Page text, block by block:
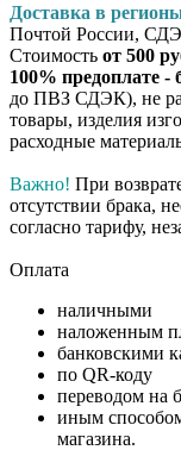
Доставка в
Почтой России,
Стоимость от 500
100% предоплате -
до ПВЗ СДЭК), не
товары, изделия
расходные
Важно! При
отсутствии брака,
согласно тарифу,
Оплата
наличными
наложенным
банковскими
по QR-коду
переводом на
иным
магазина.